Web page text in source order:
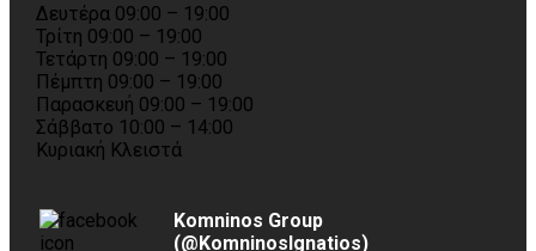
Δευτέρα 09:00 – 19:00
Τρίτη 09:00 – 19:00
Τετάρτη 09:00 – 19:00
Πέμπτη 09:00 – 19:00
Παρασκευή 09:00 – 19:00
Σάββατο 10:00 – 14:00
Κυριακή Κλειστά
Komninos Group
(@KomninosIgnatios)